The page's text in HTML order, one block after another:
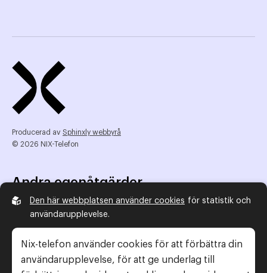
Producerad av Sphinxly webbyrå
© 2026 NIX-Telefon
Andra egenåtgärder
NIX Telefon
NIX addresserat
Reklamombudsmannen
Konsumentverket
Den här webbplatsen använder cookies för statistik och
användarupplevelse.
Nix-telefon använder cookies för att förbättra din
användarupplevelse, för att ge underlag till